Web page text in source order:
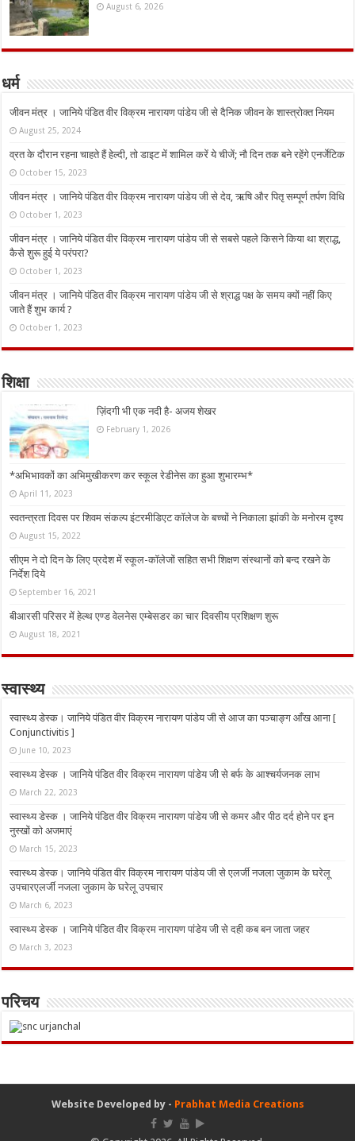
August 6, 2026
धर्म
जीवन मंत्र । जानिये पंडित वीर विक्रम नारायण पांडेय जी से दैनिक जीवन के शास्त्रोक्त नियम
August 25, 2024
व्रत के दौरान रहना चाहते हैं हेल्दी, तो डाइट में शामिल करें ये चीजें; नौ दिन तक बने रहेंगे एनर्जेटिक
October 15, 2023
जीवन मंत्र । जानिये पंडित वीर विक्रम नारायण पांडेय जी से देव, ऋषि और पितृ सम्पूर्ण तर्पण विधि
October 1, 2023
जीवन मंत्र । जानिये पंडित वीर विक्रम नारायण पांडेय जी से सबसे पहले किसने किया था श्राद्ध,
कैसे शुरू हुई ये परंपरा?
October 1, 2023
जीवन मंत्र । जानिये पंडित वीर विक्रम नारायण पांडेय जी से श्राद्ध पक्ष के समय क्यों नहीं किए
जाते हैं शुभ कार्य ?
October 1, 2023
शिक्षा
ज़िंदगी भी एक नदी है- अजय शेखर
February 1, 2026
*अभिभावकों का अभिमुखीकरण कर स्कूल रेडीनेस का हुआ शुभारम्भ*
April 11, 2023
स्वतन्त्रता दिवस पर शिवम संकल्प इंटरमीडिएट कॉलेज के बच्चों ने निकाला झांकी के मनोरम दृश्य
August 15, 2022
सीएम ने दो दिन के लिए प्रदेश में स्कूल-कॉलेजों सहित सभी शिक्षण संस्थानों को बन्द रखने के
निर्देश दिये
September 16, 2021
बीआरसी परिसर में हेल्थ एण्ड वेलनेस एम्बेसडर का चार दिवसीय प्रशिक्षण शुरू
August 18, 2021
स्वास्थ्य
स्वास्थ्य डेस्क। जानिये पंडित वीर विक्रम नारायण पांडेय जी से आज का पञ्चाङ्ग आँख आना [
Conjunctivitis ]
June 10, 2023
स्वास्थ्य डेस्क । जानिये पंडित वीर विक्रम नारायण पांडेय जी से बर्फ के आश्चर्यजनक लाभ
March 22, 2023
स्वास्थ्य डेस्क । जानिये पंडित वीर विक्रम नारायण पांडेय जी से कमर और पीठ दर्द होने पर इन
नुस्‍खों को अजमाएं
March 15, 2023
स्वास्थ्य डेस्क। जानिये पंडित वीर विक्रम नारायण पांडेय जी से एलर्जी नजला जुकाम के घरेलू
उपचारएलर्जी नजला जुकाम के घरेलू उपचार
March 6, 2023
स्वास्थ्य डेस्क । जानिये पंडित वीर विक्रम नारायण पांडेय जी से दही कब बन जाता जहर
March 3, 2023
परिचय
Website Developed by - Prabhat Media Creations